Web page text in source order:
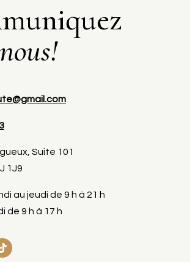
Suite 101
1J9
au jeudi de 9 h à 21 h
de 9 h à 17 h